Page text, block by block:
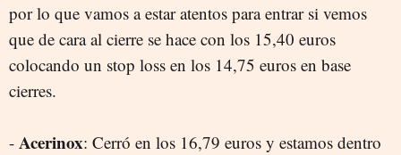
por lo que vamos a estar atentos para entrar si vemos
que de cara al cierre se hace con los 15,40 euros
colocando un stop loss en los 14,75 euros en base
cierres.
- Acerinox: Cerró en los 16,79 euros y estamos dentro